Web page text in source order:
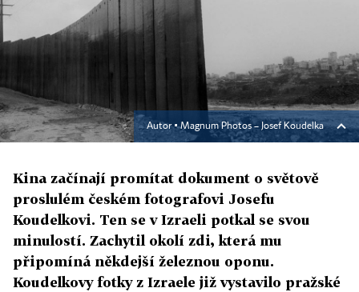
Autor ▪Magnum Photos – Josef Koudelka
Kina začínají promítat dokument o světově
proslulém českém fotografovi Josefu
Koudelkovi. Ten se v Izraeli potkal se svou
minulostí. Zachytil okolí zdi, která mu
připomíná někdejší železnou oponu.
Koudelkovy fotky z Izraele již vystavilo pražské